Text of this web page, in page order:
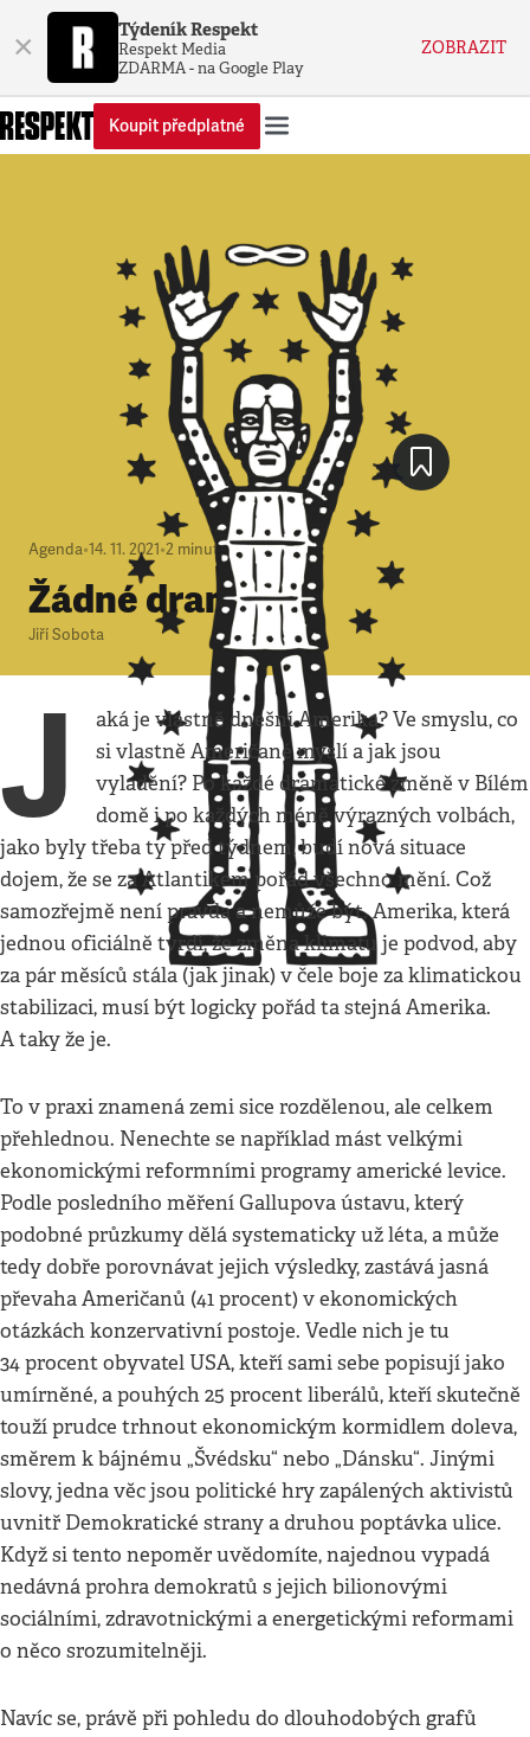
× Týdeník Respekt
Respekt Media
ZDARMA - na Google Play
ZOBRAZIT
Koupit předplatné
Agenda•14. 11. 2021•2 minuty
Žádné drama
Jiří Sobota
J
aká je vlastně dnešní Amerika? Ve smyslu, co
si vlastně Američané myslí a jak jsou
vyladění? Po každé dramatické změně v Bílém
domě i po každých méně výrazných volbách,
jako byly třeba ty před týdnem, budí nová situace
dojem, že se za Atlantikem pořád všechno mění. Což
samozřejmě není pravda a nemůže být. Amerika, která
jednou oficiálně tvrdí, že změna klimatu je podvod, aby
za pár měsíců stála (jak jinak) v čele boje za klimatickou
stabilizaci, musí být logicky pořád ta stejná Amerika.
A taky že je.
To v praxi znamená zemi sice rozdělenou, ale celkem
přehlednou. Nenechte se například mást velkými
ekonomickými reformními programy americké levice.
Podle posledního měření Gallupova ústavu, který
podobné průzkumy dělá systematicky už léta, a může
tedy dobře porovnávat jejich výsledky, zastává jasná
převaha Američanů (41 procent) v ekonomických
otázkách konzervativní postoje. Vedle nich je tu
34 procent obyvatel USA, kteří sami sebe popisují jako
umírněné, a pouhých 25 procent liberálů, kteří skutečně
touží prudce trhnout ekonomickým kormidlem doleva,
směrem k bájnému „Švédsku“ nebo „Dánsku“. Jinými
slovy, jedna věc jsou politické hry zapálených aktivistů
uvnitř Demokratické strany a druhou poptávka ulice.
Když si tento nepoměr uvědomíte, najednou vypadá
nedávná prohra demokratů s jejich bilionovými
sociálními, zdravotnickými a energetickými reformami
o něco srozumitelněji.
Navíc se, právě při pohledu do dlouhodobých grafů